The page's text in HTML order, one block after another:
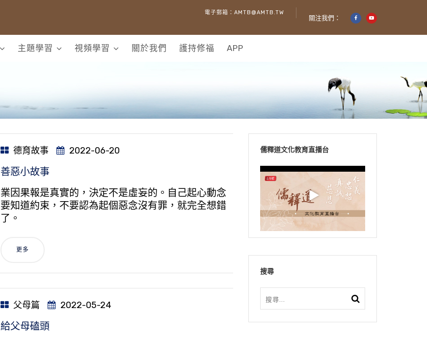
電子郵箱：AMTB@AMTB.TW
關注我們：
主題學習 視頻學習 關於我們 護持修福 APP
德育故事 2022-06-20
善惡小故事
業因果報是真實的，決定不是虛妄的。自己起心動念
要知道約束，不要認為起個惡念沒有罪，就完全想錯
了。
更多
父母篇 2022-05-24
給父母磕頭
儒釋道文化教育直播台
搜尋